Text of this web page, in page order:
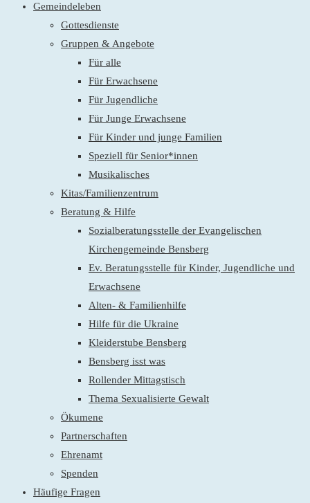
Gemeindeleben
Gottesdienste
Gruppen & Angebote
Für alle
Für Erwachsene
Für Jugendliche
Für Junge Erwachsene
Für Kinder und junge Familien
Speziell für Senior*innen
Musikalisches
Kitas/Familienzentrum
Beratung & Hilfe
Sozialberatungsstelle der Evangelischen
Kirchengemeinde Bensberg
Ev. Beratungsstelle für Kinder, Jugendliche und
Erwachsene
Alten- & Familienhilfe
Hilfe für die Ukraine
Kleiderstube Bensberg
Bensberg isst was
Rollender Mittagstisch
Thema Sexualisierte Gewalt
Ökumene
Partnerschaften
Ehrenamt
Spenden
Häufige Fragen